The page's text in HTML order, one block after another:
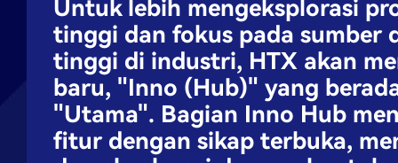
Untuk lebih mengeksplorasi
tinggi dan fokus pada sumber
tinggi di industri, HTX akan
baru, "Inno (Hub)" yang
"Utama". Bagian Inno Hub
fitur dengan sikap terbuka,